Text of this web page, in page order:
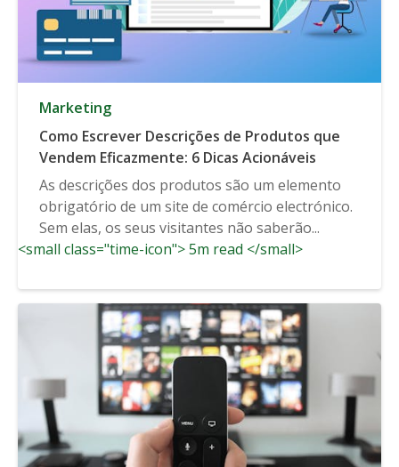
Marketing
Como Escrever Descrições de Produtos que
Vendem Eficazmente: 6 Dicas Acionáveis
As descrições dos produtos são um elemento
obrigatório de um site de comércio electrónico.
Sem elas, os seus visitantes não saberão...
<small class="time-icon"> 5m read </small>